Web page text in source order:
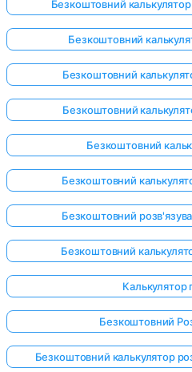
Поки
немає
своє
перше
Безкоштовний
Безкоштовний
Безкоштовний
Безкоштовний
Безкоштовний
Безкоштовний
Безкоштовний
Безкоштовний
Калькулятор
Безкоштовний
Безкоштовний калькулятор